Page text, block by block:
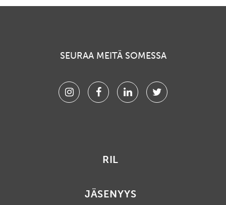
SEURAA MEITÄ SOMESSA
InstagramFacebookLinkedinTwitter
RIL
JÄSENYYS